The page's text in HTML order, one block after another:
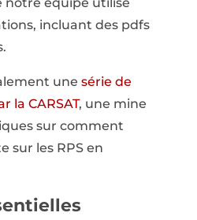
incluant des pdfs
une série de
la CARSAT, une mine
sur comment
sur les RPS en